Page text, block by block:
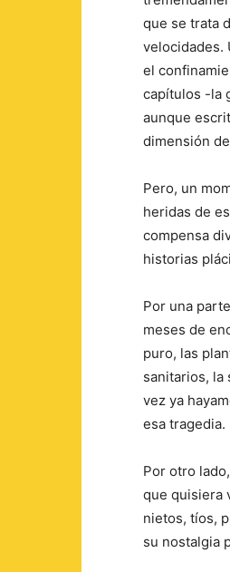
que se trata
velocidades.
el
capítulos -la
aunque
dimensión
Pero, un
heridas de
compensa
historias
Por una
meses de
puro, las
sanitarios, la
vez ya
esa tragedia.
Por otro
que quisiera
nietos, tíos,
su nostalgia